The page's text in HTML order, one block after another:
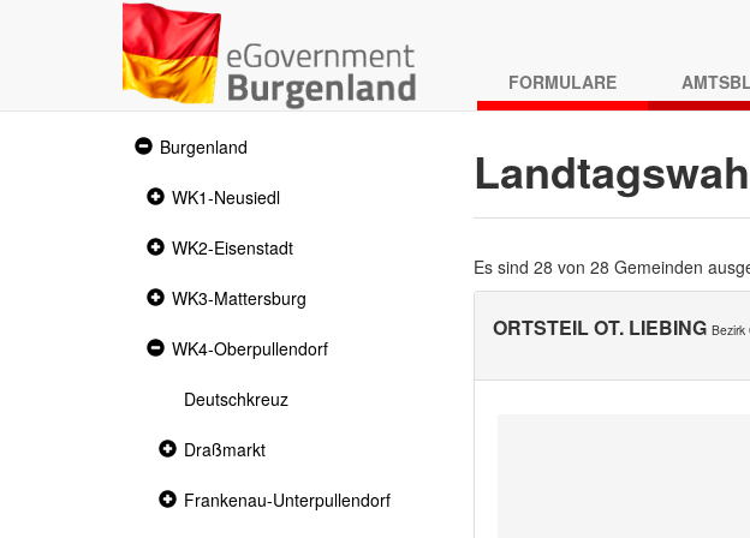
FORMULARE
Expanded
section
Burgenland
Collapsed
WK1-Neusiedl
Collapsed
WK2-Eisenstadt
Collapsed
WK3-Mattersburg
Expanded
WK4-Oberpullendorf
Deutschkreuz
Collapsed
Draßmarkt
Collapsed
Frankenau-Unterpullendorf
Es sind 28 von 28 Gemeinden
ORTSTEIL OT. LIEBING Bezirk